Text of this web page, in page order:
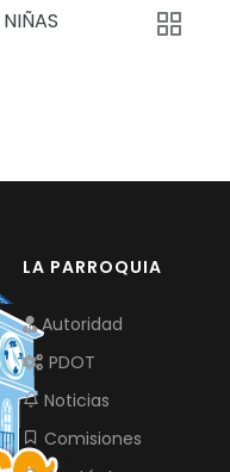
LA PARROQUIA
Autoridad
PDOT
Noticias
Comisiones